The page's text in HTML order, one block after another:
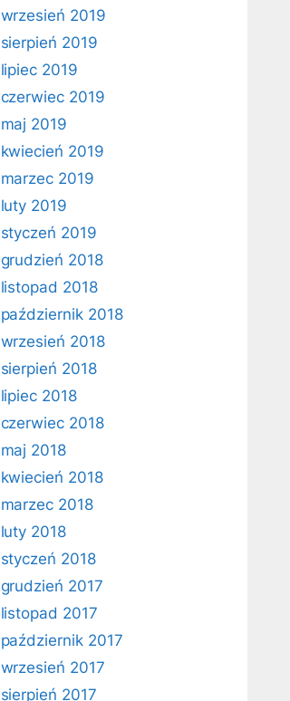
wrzesień 2019
sierpień 2019
lipiec 2019
czerwiec 2019
maj 2019
kwiecień 2019
marzec 2019
luty 2019
styczeń 2019
grudzień 2018
listopad 2018
październik 2018
wrzesień 2018
sierpień 2018
lipiec 2018
czerwiec 2018
maj 2018
kwiecień 2018
marzec 2018
luty 2018
styczeń 2018
grudzień 2017
listopad 2017
październik 2017
wrzesień 2017
sierpień 2017